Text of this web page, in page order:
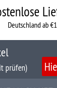
Deutschland ab
prüfen)